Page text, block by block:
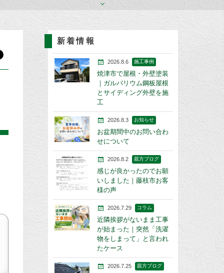
新着情報
2026.8.6 施工事例
焼津市で屋根・外壁塗装
｜ガルバリウム鋼板屋根
とサイディング外壁を施
工
2026.8.3 お知らせ
お盆期間中のお問い合わ
せについて
2026.8.2 親方ブログ
感じが良かったのでお願
いしました｜藤枝市お客
様の声
2026.7.29 コラム
近隣挨拶がないまま工事
が始まった｜突然「洗濯
物をしまって」と言われ
たケース
2026.7.25 親方ブログ